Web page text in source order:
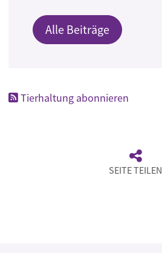
Alle Beiträge
Tierhaltung abonnieren
SEITE TEILEN